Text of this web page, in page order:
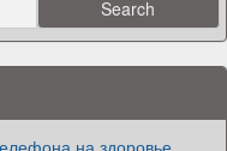
на здоровье